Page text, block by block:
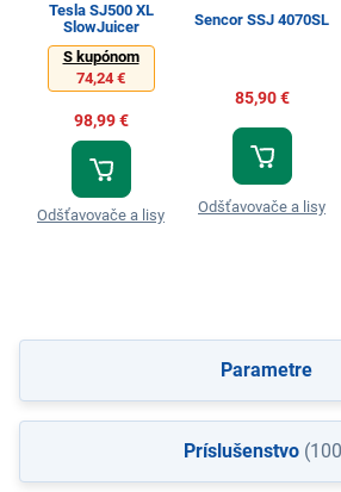
Tesla SJ500 XL
SlowJuicer
S kupónom
74,24 €
98,99 €
Odšťavovače a lisy
Sencor SSJ 4070SL
85,90 €
Odšťavovače a lisy
Parametre
Príslušenstvo